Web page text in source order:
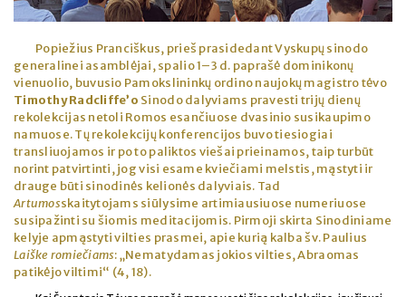
Popiežius Pranciškus, prieš prasidedant Vyskupų sinodo
generalinei asamblėjai, spalio 1–3 d. paprašė dominikonų
vienuolio, buvusio Pamokslininkų ordino naujokų magistro tėvo
Timothy Radcliffe’o Sinodo dalyviams pravesti trijų dienų
rekolekcijas netoli Romos esančiuose dvasinio susikaupimo
namuose. Tų rekolekcijų konferencijos buvo tiesiogiai
transliuojamos ir po to paliktos viešai prieinamos, taip turbūt
norint patvirtinti, jog visi esame kviečiami melstis, mąstyti ir
drauge būti sinodinės kelionės dalyviais. Tad
Artumosskaitytojams siūlysime artimiausiuose numeriuose
susipažinti su šiomis meditacijomis. Pirmoji skirta Sinodiniame
kelyje apmąstyti vilties prasmei, apie kurią kalba šv. Paulius
Laiške romiečiams: „Nematydamas jokios vilties, Abraomas
patikėjo viltimi“ (4, 18).